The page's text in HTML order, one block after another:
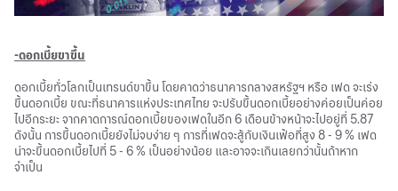
-ดอกเบี้ยขาขึ้น
ดอกเบี้ยทั่วโลกเป็นเทรนด์ขาขึ้น โดยคาดว่าธนาคารกลางสหรัฐฯ หรือ เฟด จะเร่ง
ขึ้นดอกเบี้ย ขณะที่ธนาคารแห่งประเทศไทย จะปรับขึ้นดอกเบี้ยอย่างค่อยเป็นค่อย
ไปอีกระยะ จากคาดการณ์ดอกเบี้ยของเฟดในอีก 6 เดือนข้างหน้าจะไปอยู่ที่ 5.87
ดังนั้น การขึ้นดอกเบี้ยยังไม่จบง่าย ๆ การที่เฟดจะสู้กับเงินเฟ้อที่สูง 8 - 9 % เฟด
น่าจะขึ้นดอกเบี้ยไปที่ 5 - 6 % เป็นอย่างน้อย และอาจจะเกินเลยกว่านั้นถ้าหาก
จำเป็น